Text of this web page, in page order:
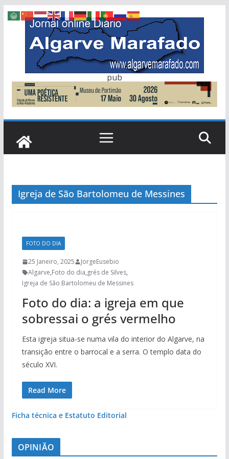
Skip
content
pub
Igreja de São Bartolomeu de Messines
FOTO DO DIA
25 Janeiro, 2025
JorgeEusebio
Algarve,Foto do dia,grés de Silves,
Igreja de São Bartolomeu de Messines
Foto do dia: a igreja em que
sobressai o grés vermelho
Esta igreja situa-se numa vila do interior do Algarve, na
transição entre o barrocal e a serra. O templo data do
século XVI.
Read More
Ficha técnica e Estatuto Editorial
OPINIÃO